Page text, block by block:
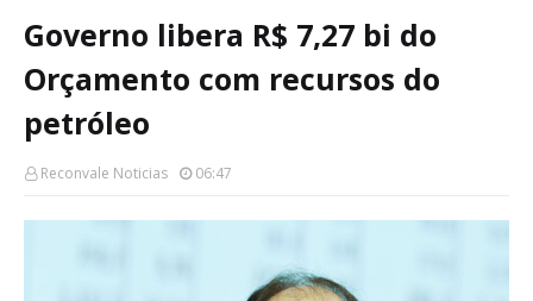
Governo libera R$ 7,27 bi do
Orçamento com recursos do
petróleo
Reconvale Noticias 06:47